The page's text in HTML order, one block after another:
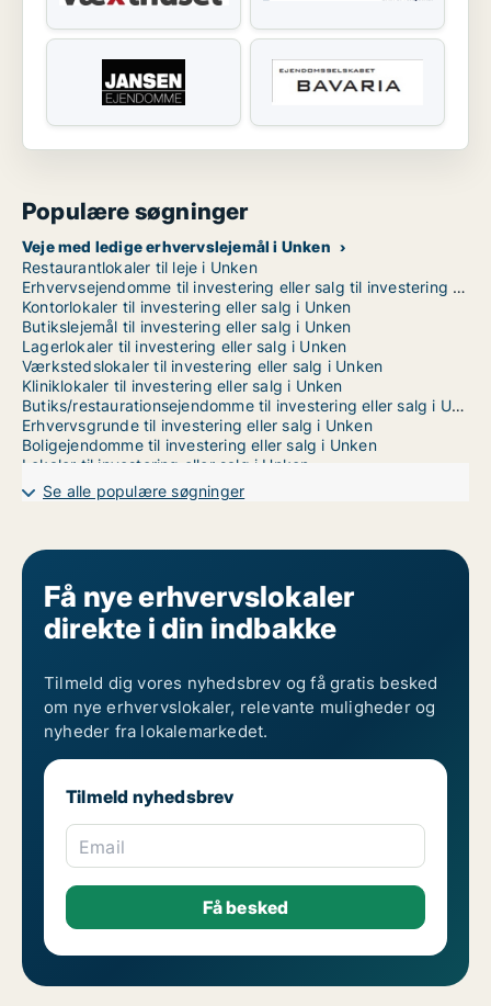
Populære søgninger
Veje med ledige erhvervslejemål i Unken
Restaurantlokaler til leje i Unken
Erhvervsejendomme til investering eller salg til investering eller salg i Unken
Kontorlokaler til investering eller salg i Unken
Butikslejemål til investering eller salg i Unken
Lagerlokaler til investering eller salg i Unken
Værkstedslokaler til investering eller salg i Unken
Kliniklokaler til investering eller salg i Unken
Butiks/restaurationsejendomme til investering eller salg i Unken
Erhvervsgrunde til investering eller salg i Unken
Boligejendomme til investering eller salg i Unken
Lokaler til investering eller salg i Unken
Garages til investering eller salg i Unken
Se alle populære søgninger
Få nye erhvervslokaler
direkte i din indbakke
Tilmeld dig vores nyhedsbrev og få gratis besked
om nye erhvervslokaler, relevante muligheder og
nyheder fra lokalemarkedet.
Tilmeld nyhedsbrev
Email